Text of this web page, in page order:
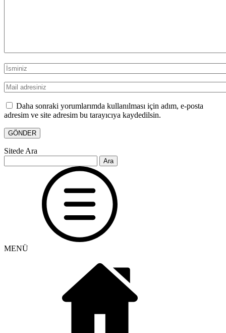
Daha sonraki yorumlarımda kullanılması için adım, e-posta
adresim ve site adresim bu tarayıcıya kaydedilsin.
Sitede Ara
MENÜ